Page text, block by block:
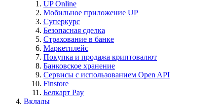
UP Online
Мобильное приложение UP
Суперкурс
Безопасная сделка
Страхование в банке
Маркетплейс
Покупка и продажа криптовалют
Банковское хранение
Сервисы с использованием Open API
Finstore
Белкарт Pay
Вклады